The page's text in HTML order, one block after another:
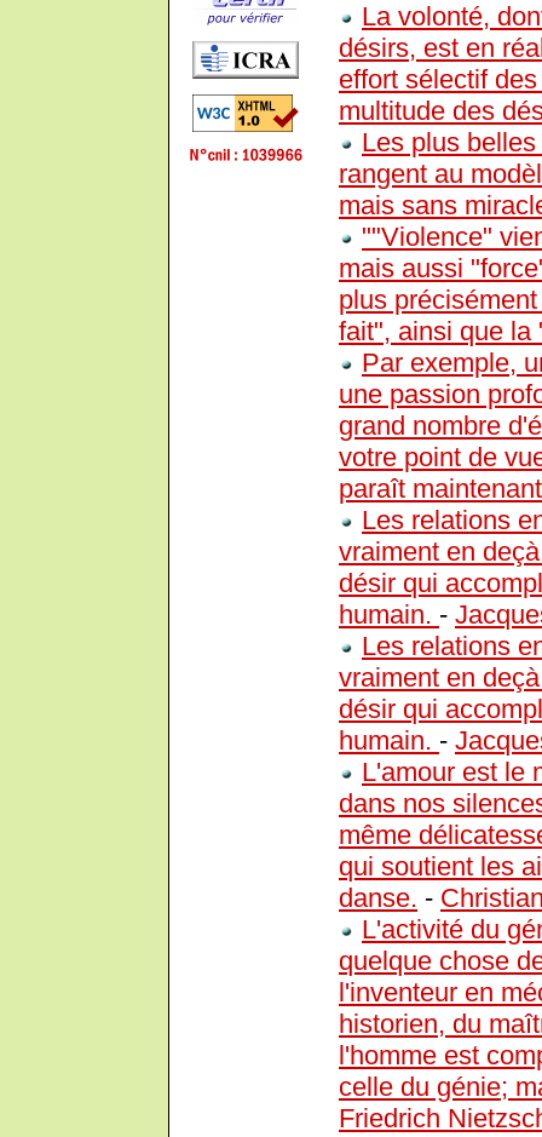
La volonté,
désirs, est en
effort sélectif
multitude des
Les plus
rangent au
mais sans
""Violence"
mais aussi
plus
fait", ainsi que la
Par exemple,
une passion
grand nombre
votre point de
paraît
Les relations
vraiment en
désir qui
humain. -
Les relations
vraiment en
désir qui
humain. -
L'amour est le
dans nos
même
qui soutient les
danse. -
L'activité du
quelque chose
l'inventeur en
historien, du
l'homme est
celle du génie;
Friedrich